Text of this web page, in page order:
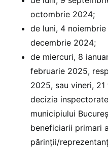
octombrie 2024;
de luni, 4
decembrie 2024;
de miercuri, 8
februarie 2025,
2025, sau vineri,
decizia
municipiului
beneficiarii primari
părinții/